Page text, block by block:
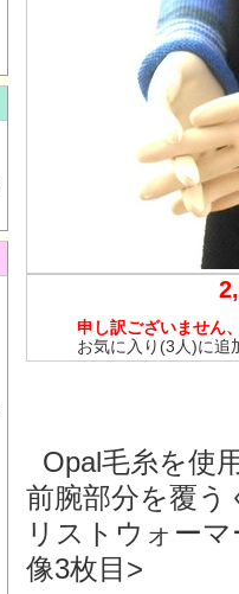
申し訳ございません
お気に入り(3人)に追
Opal毛糸を使
前腕部分を覆
リストウォー
像3枚目>